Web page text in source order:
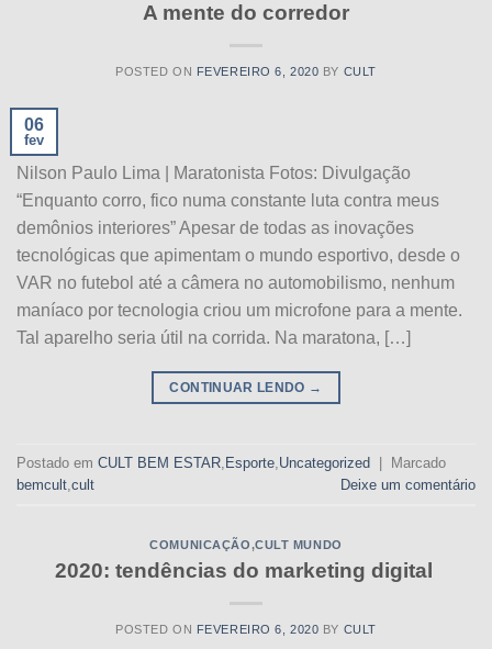
A mente do corredor
POSTED ON FEVEREIRO 6, 2020 BY CULT
06
fev
Nilson Paulo Lima | Maratonista Fotos: Divulgação
“Enquanto corro, fico numa constante luta contra meus
demônios interiores” Apesar de todas as inovações
tecnológicas que apimentam o mundo esportivo, desde o
VAR no futebol até a câmera no automobilismo, nenhum
maníaco por tecnologia criou um microfone para a mente.
Tal aparelho seria útil na corrida. Na maratona, […]
CONTINUAR LENDO →
Postado em CULT BEM ESTAR Esporte Uncategorized | Marcado
bemcult cult Deixe um comentário
COMUNICAÇÃO,CULT MUNDO
2020: tendências do marketing digital
POSTED ON FEVEREIRO 6, 2020 BY CULT